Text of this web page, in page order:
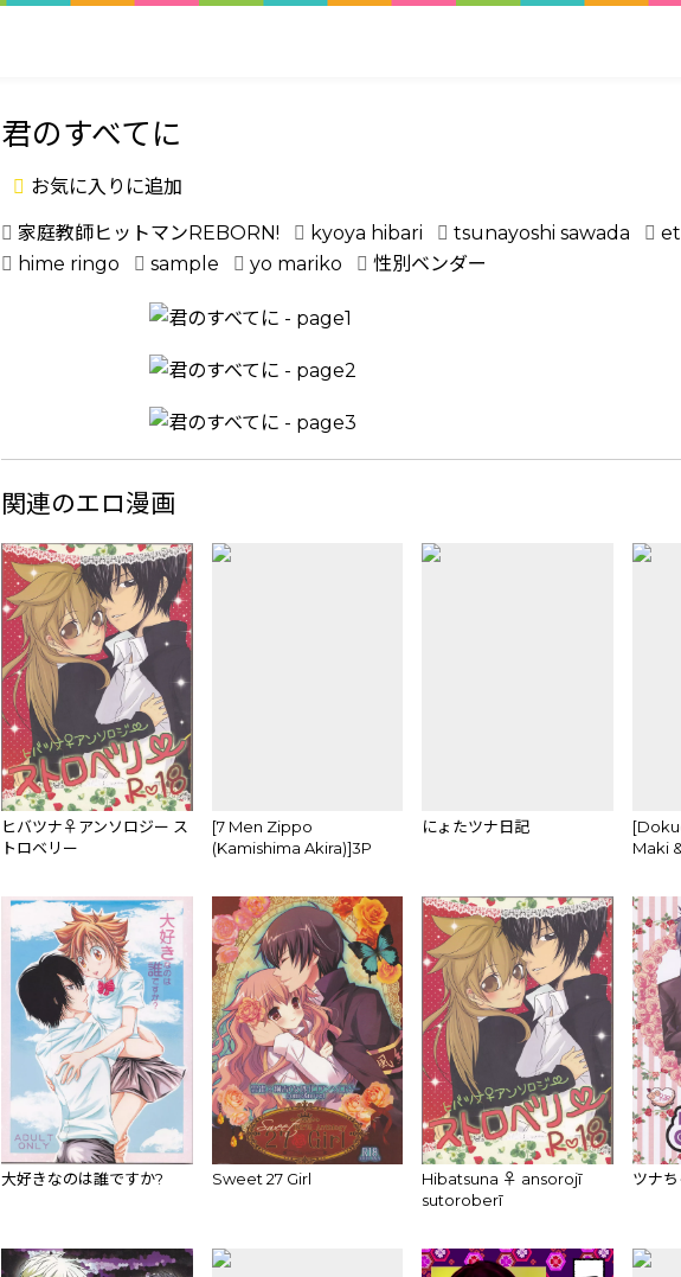
君のすべてに
お気に入りに追加
家庭教師ヒットマンREBORN! kyoya hibari tsunayoshi sawada
hime ringo
sample yo mariko 性別ベンダー
関連のエロ漫画
ヒバツナ♀アンソロジー ス
トロベリー
[7 Men Zippo
(Kamishima Akira)]3P
REBORN!)sample
にょたツナ日記
Maki
大好きなのは誰ですか? Sweet 27 Girl
Hibatsuna ♀ ansorojī
sutoroberī
ツナ